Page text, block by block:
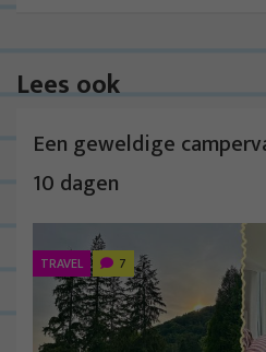
Lees ook
Een geweldige
10 dagen
TRAVEL 7